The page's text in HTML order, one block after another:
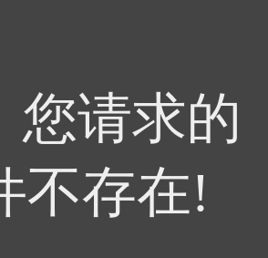
您请求的
不存在!